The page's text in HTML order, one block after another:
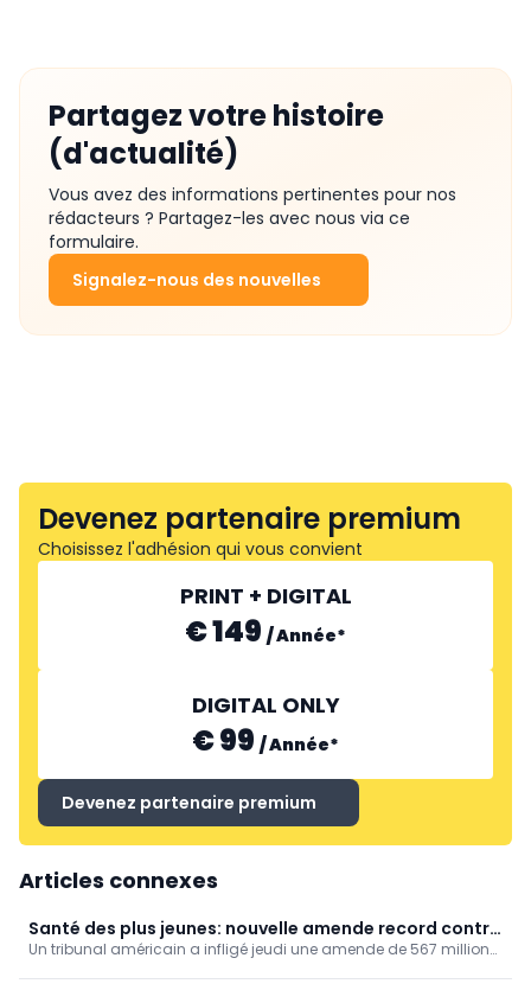
Partagez votre histoire
(d'actualité)
Vous avez des informations pertinentes pour nos
rédacteurs ? Partagez-les avec nous via ce
formulaire.
Signalez-nous des nouvelles
Devenez partenaire premium
Choisissez l'adhésion qui vous convient
PRINT + DIGITAL
€ 149 /Année*
DIGITAL ONLY
€ 99 /Année*
Devenez partenaire premium
Articles connexes
Santé des plus jeunes: nouvelle amende record contre
Meta !
Un tribunal américain a infligé jeudi une amende de 567 millions